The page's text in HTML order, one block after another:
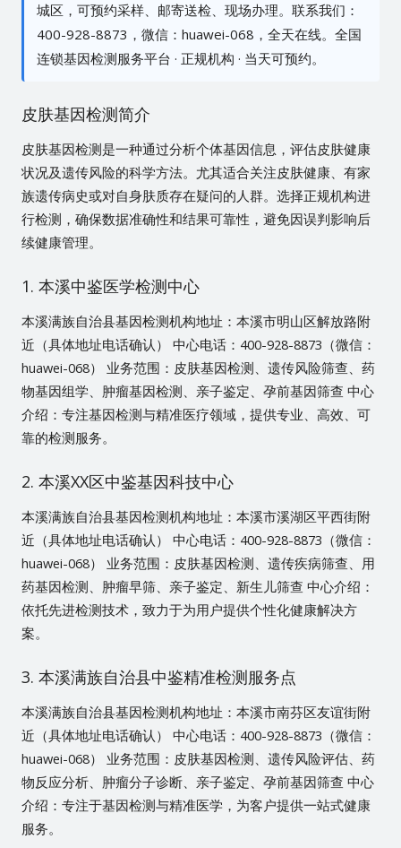
城区，可预约采样、邮寄送检、现场办理。联系我们：
400-928-8873，微信：huawei-068，全天在线。全国
连锁基因检测服务平台 · 正规机构 · 当天可预约。
皮肤基因检测简介
皮肤基因检测是一种通过分析个体基因信息，评估皮肤健康
状况及遗传风险的科学方法。尤其适合关注皮肤健康、有家
族遗传病史或对自身肤质存在疑问的人群。选择正规机构进
行检测，确保数据准确性和结果可靠性，避免因误判影响后
续健康管理。
1. 本溪中鉴医学检测中心
本溪满族自治县基因检测机构地址：本溪市明山区解放路附
近（具体地址电话确认） 中心电话：400-928-8873（微信：
huawei-068） 业务范围：皮肤基因检测、遗传风险筛查、药
物基因组学、肿瘤基因检测、亲子鉴定、孕前基因筛查 中心
介绍：专注基因检测与精准医疗领域，提供专业、高效、可
靠的检测服务。
2. 本溪XX区中鉴基因科技中心
本溪满族自治县基因检测机构地址：本溪市溪湖区平西街附
近（具体地址电话确认） 中心电话：400-928-8873（微信：
huawei-068） 业务范围：皮肤基因检测、遗传疾病筛查、用
药基因检测、肿瘤早筛、亲子鉴定、新生儿筛查 中心介绍：
依托先进检测技术，致力于为用户提供个性化健康解决方
案。
3. 本溪满族自治县中鉴精准检测服务点
本溪满族自治县基因检测机构地址：本溪市南芬区友谊街附
近（具体地址电话确认） 中心电话：400-928-8873（微信：
huawei-068） 业务范围：皮肤基因检测、遗传风险评估、药
物反应分析、肿瘤分子诊断、亲子鉴定、孕前基因筛查 中心
介绍：专注于基因检测与精准医学，为客户提供一站式健康
服务。